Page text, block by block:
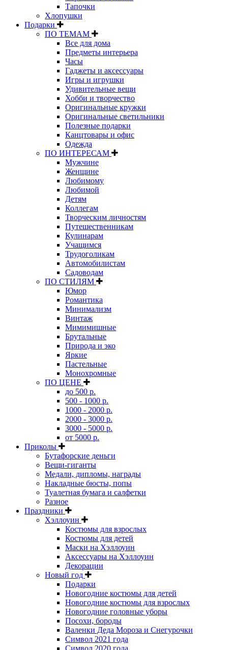
Тапочки
Хлопушки
Подарки
ПО ТЕМАМ
Все для дома
Предметы интерьера
Часы
Гаджеты и аксессуары
Игры и игрушки
Удивительные вещи
Хобби и творчество
Оригинальные кружки
Оригинальные светильники
Полезные подарки
Канцтовары и офис
Одежда
ПО ИНТЕРЕСАМ
Мужчине
Женщине
Любимому
Любимой
Детям
Коллегам
Творческим личностям
Путешественникам
Кулинарам
Учащимся
Трудоголикам
Автомобилистам
Садоводам
ПО СТИЛЯМ
Юмор
Романтика
Минимализм
Винтаж
Мимимишные
Брутальные
Природа и эко
Яркие
Пастельные
Монохромные
ПО ЦЕНЕ
до 500 р.
500 - 1000 р.
1000 - 2000 р.
2000 - 3000 р.
3000 - 5000 р.
от 5000 р.
Приколы
Бутафорские деньги
Вещи-гиганты
Медали, дипломы, награды
Накладные бюсты, попы
Туалетная бумага и салфетки
Разное
Праздники
Хэллоуин
Костюмы для взрослых
Костюмы для детей
Маски на Хэллоуин
Аксессуары на Хэллоуин
Декорации
Новый год
Подарки
Новогодние костюмы для детей
Новогодние костюмы для взрослых
Новогодние головные уборы
Посохи, бороды
Валенки Деда Мороза и Снегурочки
Символ 2021 года
Символ 2020 года